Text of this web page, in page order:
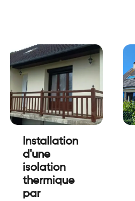
Installation
d'une
isolation
thermique
par